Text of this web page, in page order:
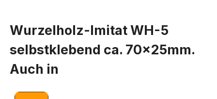
Wurzelholz-Imitat WH-5
selbstklebend ca. 70x25mm.
Auch in